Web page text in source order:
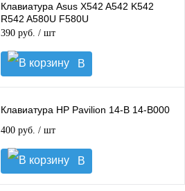
Клавиатура Asus X542 A542 K542
R542 A580U F580U
390 руб. / шт
В
корзину
Клавиатура HP Pavilion 14-B 14-B000
400 руб. / шт
В
корзину